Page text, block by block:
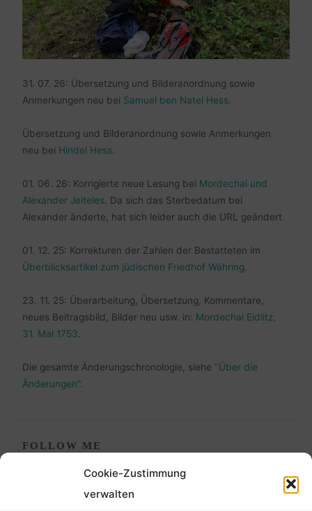
Cookie-Zustimmung
verwalten
31. 07. 26: Übersetzung und Bilderanordnung sowie
Anmerkungen neu bei Samuel ben Natel Hess.
Übersetzung und Bilderanordnung sowie Anmerkungen
neu bei Hindel Hess.
01. 06. 26: Korrigierte neue Lesung bei Mordechai und
Alexander Jeiteles. Da sich das Sterbedatum bei
Alexander änderte, hat sich leider auch die URL geändert.
01. 12. 25: Korrekturen der Zahlen der Bestatteten im
Überblicksartikel zum jüdischen Friedhof Währing.
23. 11. 25: Überarbeitung, Übersetzung, Kommentare,
neues Beitragsbild, Bilder neu usw. in: Mordechai Eidlitz,
31. Mai 1753.
Die gesamte Änderungschronologie, siehe "Über die
Änderungen".
FOLLOW ME